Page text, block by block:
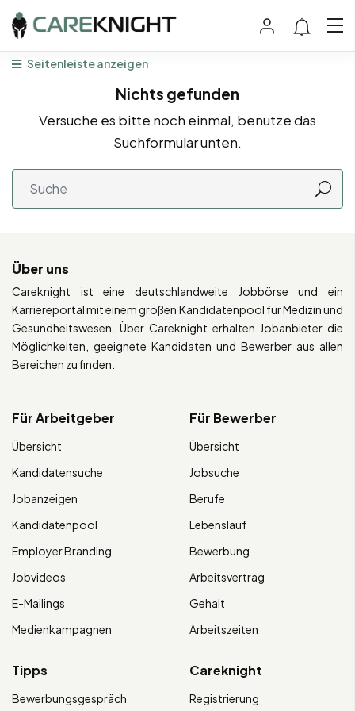
Seitenleiste anzeigen
Nichts gefunden
Versuche es bitte noch einmal, benutze das
Suchformular unten.
Über uns
Careknight ist eine deutschlandweite Jobbörse und ein
Karriereportal mit einem großen Kandidatenpool für Medizin und
Gesundheitswesen. Über Careknight erhalten Jobanbieter die
Möglichkeiten, geeignete Kandidaten und Bewerber aus allen
Bereichen zu finden.
Für Arbeitgeber
Übersicht
Kandidatensuche
Jobanzeigen
Kandidatenpool
Employer Branding
Jobvideos
E-Mailings
Medienkampagnen
Für Bewerber
Übersicht
Jobsuche
Berufe
Lebenslauf
Bewerbung
Arbeitsvertrag
Gehalt
Arbeitszeiten
Tipps
Bewerbungsgespräch
Careknight
Registrierung